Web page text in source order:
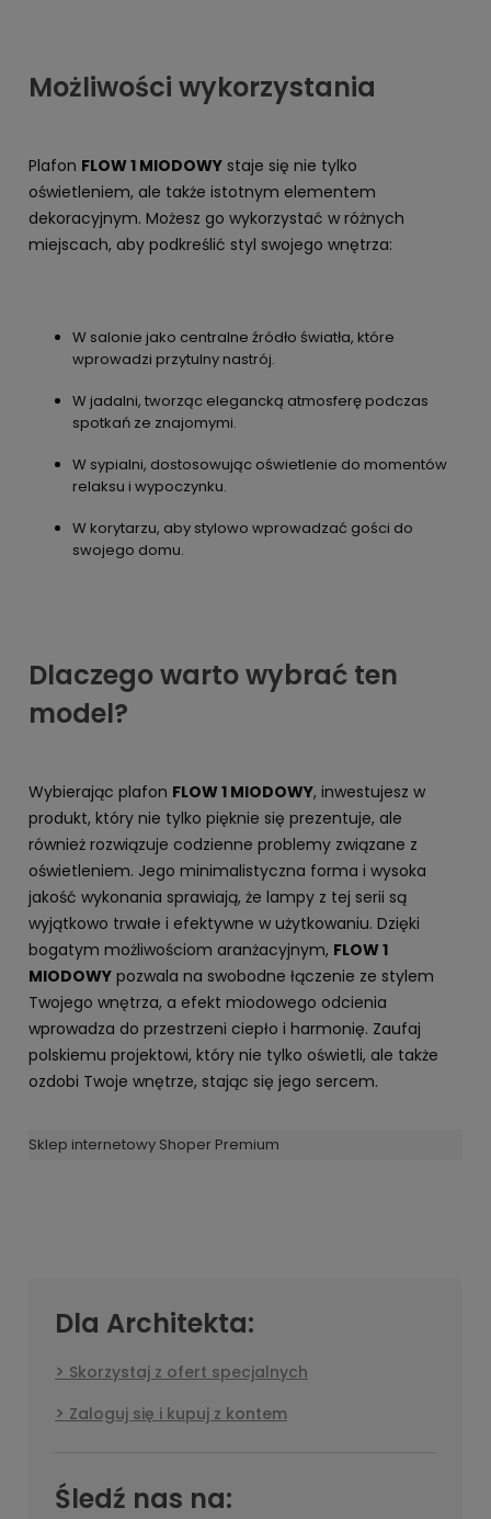
Możliwości wykorzystania
Plafon FLOW 1 MIODOWY staje się nie tylko
oświetleniem, ale także istotnym elementem
dekoracyjnym. Możesz go wykorzystać w różnych
miejscach, aby podkreślić styl swojego wnętrza:
W salonie jako centralne źródło światła, które
wprowadzi przytulny nastrój.
W jadalni, tworząc elegancką atmosferę podczas
spotkań ze znajomymi.
W sypialni, dostosowując oświetlenie do momentów
relaksu i wypoczynku.
W korytarzu, aby stylowo wprowadzać gości do
swojego domu.
Dlaczego warto wybrać ten
model?
Wybierając plafon FLOW 1 MIODOWY, inwestujesz w
produkt, który nie tylko pięknie się prezentuje, ale
również rozwiązuje codzienne problemy związane z
oświetleniem. Jego minimalistyczna forma i wysoka
jakość wykonania sprawiają, że lampy z tej serii są
wyjątkowo trwałe i efektywne w użytkowaniu. Dzięki
bogatym możliwościom aranżacyjnym, FLOW 1
MIODOWY pozwala na swobodne łączenie ze stylem
Twojego wnętrza, a efekt miodowego odcienia
wprowadza do przestrzeni ciepło i harmonię. Zaufaj
polskiemu projektowi, który nie tylko oświetli, ale także
ozdobi Twoje wnętrze, stając się jego sercem.
Sklep internetowy Shoper Premium
Dla Architekta:
Skorzystaj z ofert specjalnych
Zaloguj się i kupuj z kontem
Śledź nas na: